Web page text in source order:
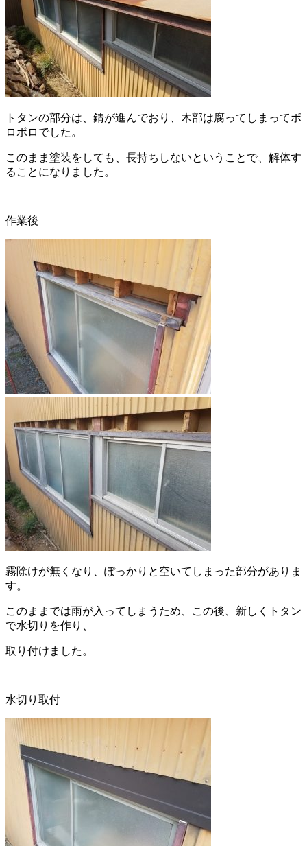
トタンの部分は、錆が進んでおり、木部は腐ってしまってボ
ロボロでした。
このまま塗装をしても、長持ちしないということで、解体す
ることになりました。
作業後
霧除けが無くなり、ぽっかりと空いてしまった部分がありま
す。
このままでは雨が入ってしまうため、この後、新しくトタン
で水切りを作り、
取り付けました。
水切り取付